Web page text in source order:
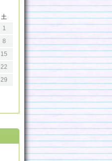
土
1
8
15
22
29